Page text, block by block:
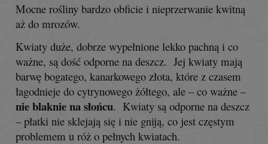
Mocne rośliny bardzo obficie i nieprzerwanie kwitną
aż do mrozów.
Kwiaty duże, dobrze wypełnione lekko pachną i co
ważne, są dość odporne na deszcz. Jej kwiaty mają
barwę bogatego, kanarkowego złota, które z czasem
łagodnieje do cytrynowego żółtego, ale – co ważne –
nie blaknie na słońcu. Kwiaty są odporne na deszcz
– płatki nie sklejają się i nie gniją, co jest częstym
problemem u róż o pełnych kwiatach.